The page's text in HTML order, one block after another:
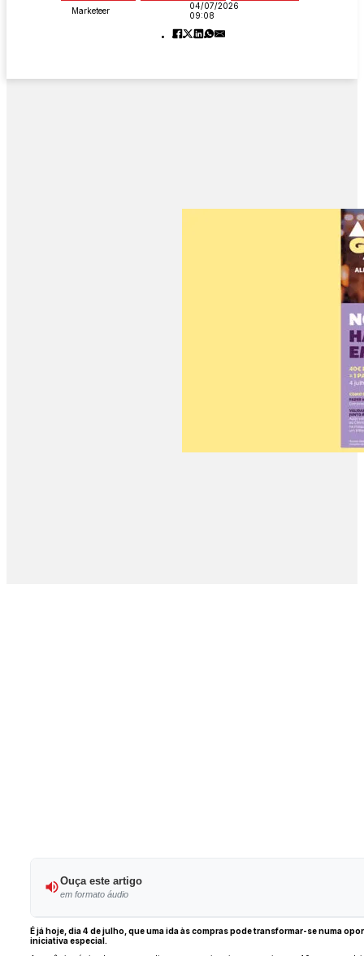
Marketeer
04/07/2026
09:08
Ouça este artigo
em formato áudio
É já hoje, dia 4 de julho, que uma ida às compras pode transformar-se numa
iniciativa especial.